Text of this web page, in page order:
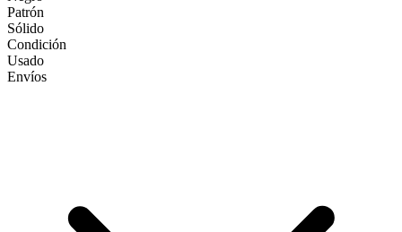
Patrón
Sólido
Condición
Usado
Envíos